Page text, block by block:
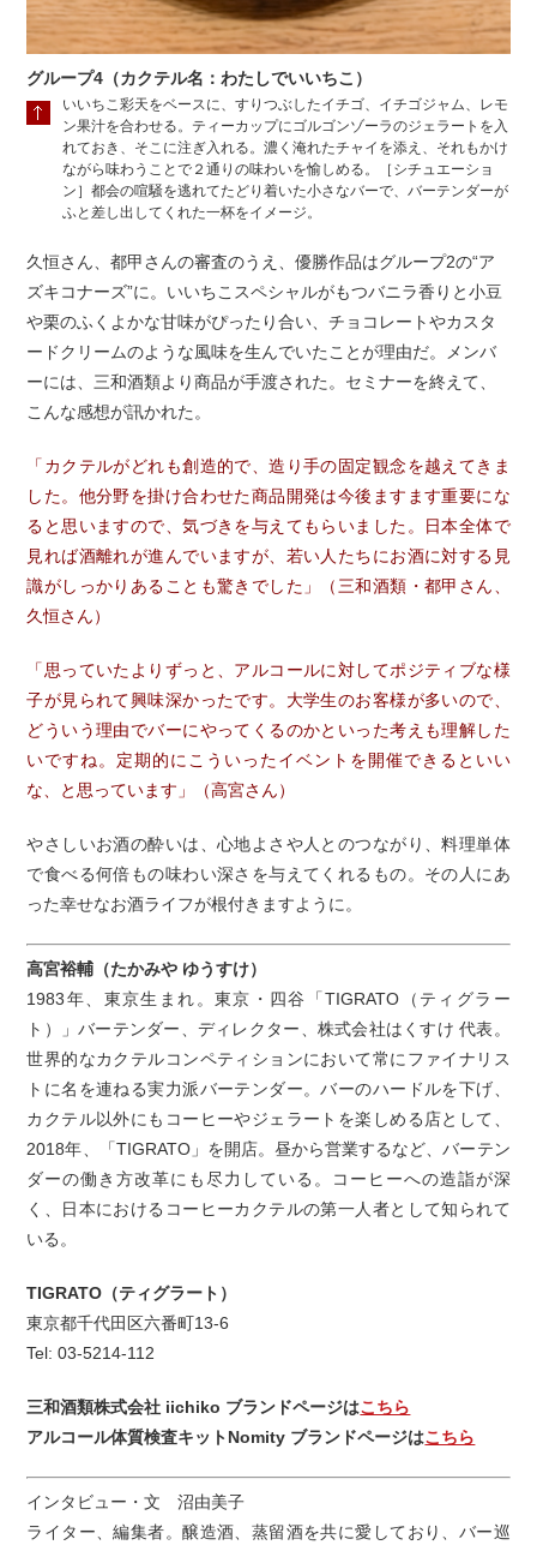
グループ4（カクテル名：わたしでいいちこ）
いいちこ彩天をベースに、すりつぶしたイチゴ、イチゴジャム、レモ
ン果汁を合わせる。ティーカップにゴルゴンゾーラのジェラートを入
れておき、そこに注ぎ入れる。濃く淹れたチャイを添え、それもかけ
ながら味わうことで２通りの味わいを愉しめる。［シチュエーショ
ン］都会の喧騒を逃れてたどり着いた小さなバーで、バーテンダーが
ふと差し出してくれた一杯をイメージ。
久恒さん、都甲さんの審査のうえ、優勝作品はグループ2の“ア
ズキコナーズ”に。いいちこスペシャルがもつバニラ香りと小豆
や栗のふくよかな甘味がぴったり合い、チョコレートやカスタ
ードクリームのような風味を生んでいたことが理由だ。メンバ
ーには、三和酒類より商品が手渡された。セミナーを終えて、
こんな感想が訊かれた。
「カクテルがどれも創造的で、造り手の固定観念を越えてきま
した。他分野を掛け合わせた商品開発は今後ますます重要にな
ると思いますので、気づきを与えてもらいました。日本全体で
見れば酒離れが進んでいますが、若い人たちにお酒に対する見
識がしっかりあることも驚きでした」（三和酒類・都甲さん、
久恒さん）
「思っていたよりずっと、アルコールに対してポジティブな様
子が見られて興味深かったです。大学生のお客様が多いので、
どういう理由でバーにやってくるのかといった考えも理解した
いですね。定期的にこういったイベントを開催できるといい
な、と思っています」（高宮さん）
やさしいお酒の酔いは、心地よさや人とのつながり、料理単体
で食べる何倍もの味わい深さを与えてくれるもの。その人にあ
った幸せなお酒ライフが根付きますように。
高宮裕輔（たかみや ゆうすけ）
1983年、東京生まれ。東京・四谷「TIGRATO（ティグラー
ト）」バーテンダー、ディレクター、株式会社はくすけ 代表。
世界的なカクテルコンペティションにおいて常にファイナリス
トに名を連ねる実力派バーテンダー。バーのハードルを下げ、
カクテル以外にもコーヒーやジェラートを楽しめる店として、
2018年、「TIGRATO」を開店。昼から営業するなど、バーテン
ダーの働き方改革にも尽力している。コーヒーへの造詣が深
く、日本におけるコーヒーカクテルの第一人者として知られて
いる。
TIGRATO（ティグラート）
東京都千代田区六番町13-6
Tel: 03-5214-112
三和酒類株式会社 iichiko ブランドページはこちら
アルコール体質検査キットNomity ブランドページはこちら
インタビュー・文 沼由美子
ライター、編集者。醸造酒、蒸留酒を共に愛しており、バー巡